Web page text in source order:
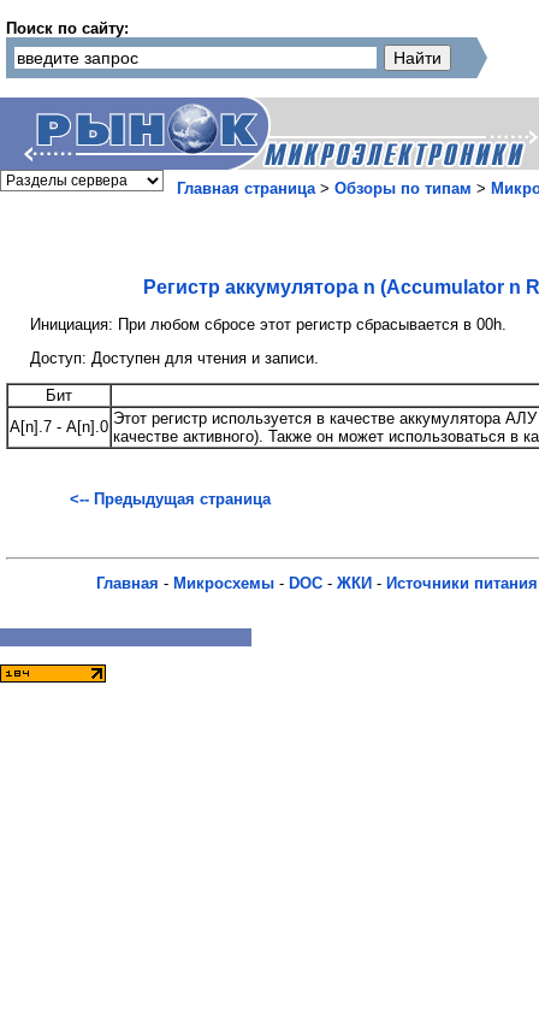
Поиск по сайту:
Главная страница> Обзоры по типам >
Регистр аккумулятора n (Accumulator n
Инициация: При любом сбросе этот регистр сбрасывается в 00h.
Доступ: Доступен для чтения и записи.
Бит
А[n].7 - А[n].0 Этот регистр используется в качестве аккумулятора
качестве активного). Также он может использоваться в
<-- Предыдущая страница
Главная - Микросхемы - DOC - ЖКИ - Источники питания